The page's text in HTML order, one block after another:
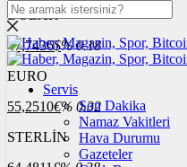
DOLAR
47,7436$% 0.18
EURO
55,2510€% 0.32
STERLİN
Servis
Son Dakika
Namaz Vakitleri
Hava Durumu
Gazeteler